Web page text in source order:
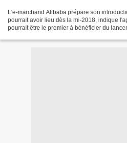
L'e-marchand Alibaba prépare son
pourrait avoir lieu dès la mi-2018, indique
pourrait être le premier à bénéficier du